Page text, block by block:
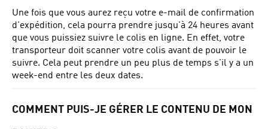
Une fois que vous aurez reçu votre e-mail de confirmation
d'expédition, cela pourra prendre jusqu'à 24 heures avant
que vous puissiez suivre le colis en ligne. En effet, votre
transporteur doit scanner votre colis avant de pouvoir le
suivre. Cela peut prendre un peu plus de temps s'il y a un
week-end entre les deux dates.
COMMENT PUIS-JE GÉRER LE CONTENU DE MON